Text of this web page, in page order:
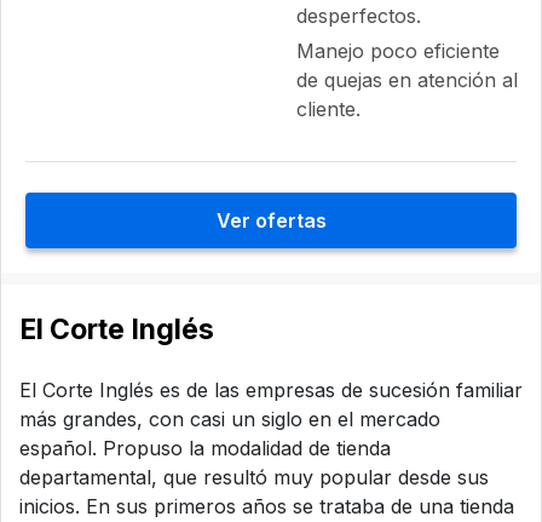
desperfectos.
Manejo poco eficiente
de quejas en atención al
cliente.
Ver ofertas
El Corte Inglés
El Corte Inglés es de las empresas de sucesión familiar
más grandes, con casi un siglo en el mercado
español. Propuso la modalidad de tienda
departamental, que resultó muy popular desde sus
inicios. En sus primeros años se trataba de una tienda